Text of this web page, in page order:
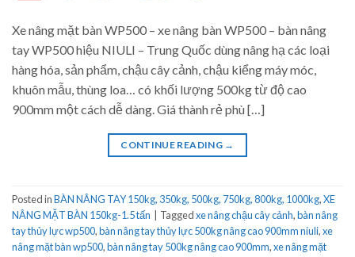
Xe nâng mặt bàn WP500 – xe nâng bàn WP500 – bàn nâng
tay WP500 hiệu NIULI – Trung Quốc dùng nâng hạ các loại
hàng hóa, sản phẩm, chậu cây cảnh, chậu kiểng máy móc,
khuôn mẫu, thùng loa… có khối lượng 500kg từ độ cao
900mm một cách dễ dàng. Giá thành rẻ phù […]
CONTINUE READING →
Posted inBÀN NÂNG TAY 150kg, 350kg, 500kg, 750kg, 800kg, 1000kg,XE
NÂNG MẶT BÀN 150kg-1.5 tấn
Taggedxe nâng chậu cây cảnh,bàn nâng
tay thủy lực wp500,bàn nâng tay thủy lực 500kg nâng cao 900mm niuli,xe
nâng mặt bàn wp500,bàn nâng tay 500kg nâng cao 900mm,xe nâng mặt